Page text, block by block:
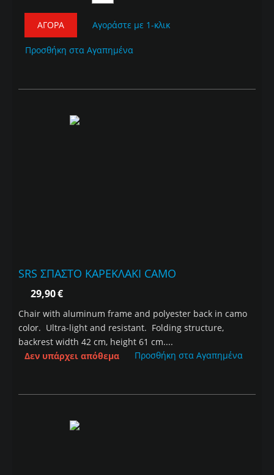
ΑΓΟΡΆ Αγοράστε με 1-κλικ
Προσθήκη στα Αγαπημένα
SRS ΣΠΑΣΤΟ ΚΑΡΕΚΛΑΚΙ CAMO
29,90€
Chair with aluminum frame and polyester back in camo
color. Ultra-light and resistant. Folding structure,
backrest width 42 cm, height 61 cm....
Δεν υπάρχει απόθεμα
Προσθήκη στα Αγαπημένα